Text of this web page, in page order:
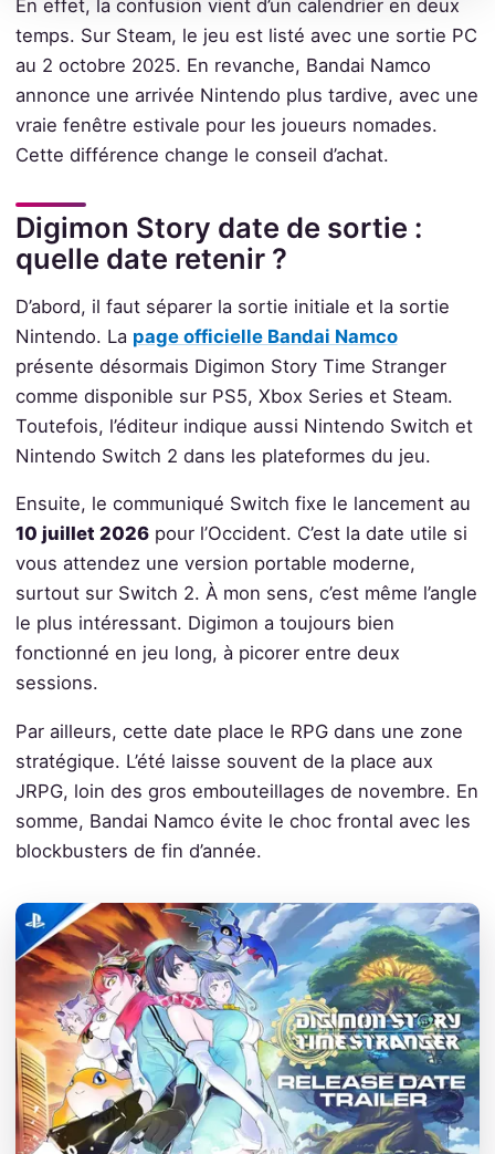
En effet, la confusion vient d’un calendrier en deux
temps. Sur Steam, le jeu est listé avec une sortie PC
au 2 octobre 2025. En revanche, Bandai Namco
annonce une arrivée Nintendo plus tardive, avec une
vraie fenêtre estivale pour les joueurs nomades.
Cette différence change le conseil d’achat.
Digimon Story date de sortie :
quelle date retenir ?
D’abord, il faut séparer la sortie initiale et la sortie
Nintendo. La page officielle Bandai Namco
présente désormais Digimon Story Time Stranger
comme disponible sur PS5, Xbox Series et Steam.
Toutefois, l’éditeur indique aussi Nintendo Switch et
Nintendo Switch 2 dans les plateformes du jeu.
Ensuite, le communiqué Switch fixe le lancement au
10 juillet 2026pour l’Occident. C’est la date utile si
vous attendez une version portable moderne,
surtout sur Switch 2. À mon sens, c’est même l’angle
le plus intéressant. Digimon a toujours bien
fonctionné en jeu long, à picorer entre deux
sessions.
Par ailleurs, cette date place le RPG dans une zone
stratégique. L’été laisse souvent de la place aux
JRPG, loin des gros embouteillages de novembre. En
somme, Bandai Namco évite le choc frontal avec les
blockbusters de fin d’année.